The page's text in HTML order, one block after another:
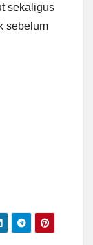
sekaligus
sebelum